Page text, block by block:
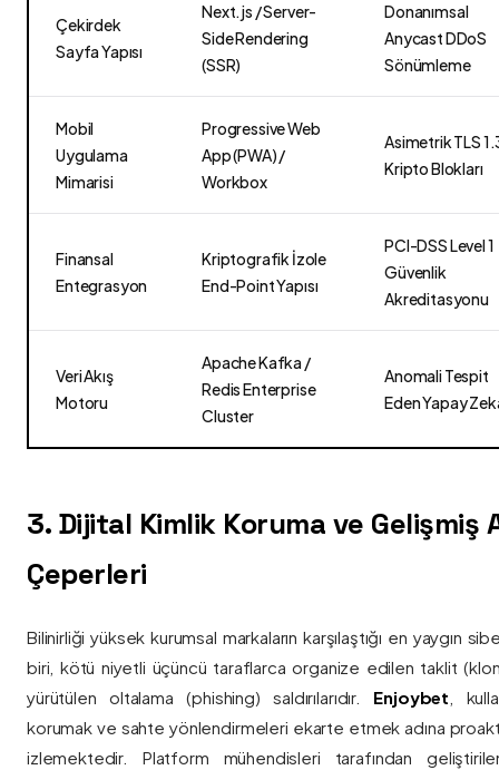
Çekirdek
Sayfa Yapısı
Next.js / Server-
Side Rendering
(SSR)
Donanımsal
Anycast DDoS
Sönümleme
Mobil
Uygulama
Mimarisi
Progressive Web
App (PWA) /
Workbox
Asimetrik TLS
Kripto Blokları
Finansal
Entegrasyon
Kriptografik İzole
End-Point Yapısı
PCI-DSS Level 1
Güvenlik
Akreditasyonu
Veri Akış
Motoru
Apache Kafka /
Redis Enterprise
Cluster
Anomali Tespit
Eden Yapay
3. Dijital Kimlik Koruma ve Gelişmiş
Çeperleri
Bilinirliği yüksek kurumsal markaların karşılaştığı en yaygın
biri, kötü niyetli üçüncü taraflarca organize edilen taklit
yürütülen oltalama (phishing) saldırılarıdır. Enjoybet ,
korumak ve sahte yönlendirmeleri ekarte etmek adına
izlemektedir. Platform mühendisleri tarafından